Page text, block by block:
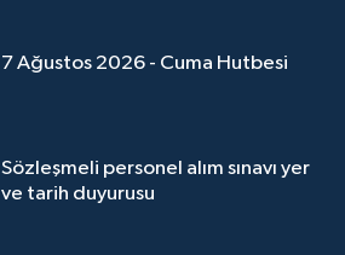
7 Ağustos 2026 - Cuma Hutbesi
Sözleşmeli personel alım sınavı yer
ve tarih duyurusu